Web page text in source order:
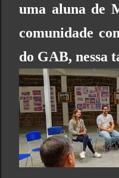
uma aluna de
comunidade
do GAB, nessa